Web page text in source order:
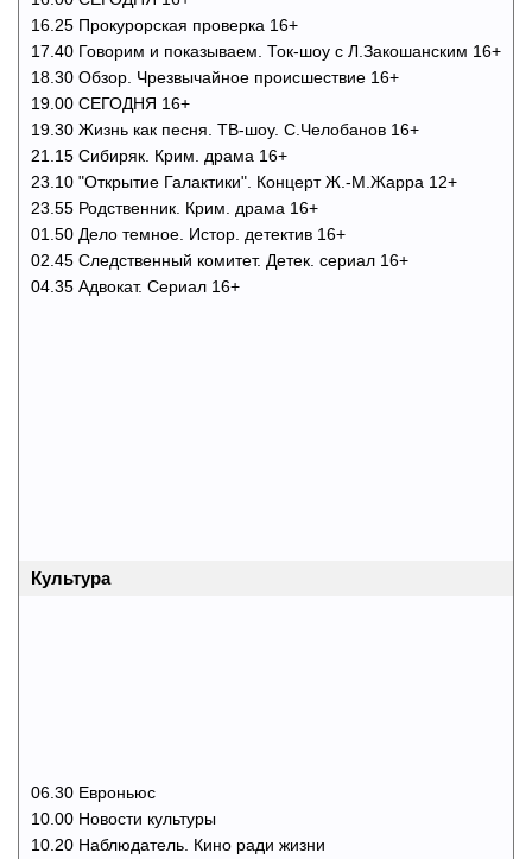
16.25 Прокурорская проверка 16+
17.40 Говорим и показываем. Ток-шоу с Л.Закошанским 16+
18.30 Обзор. Чрезвычайное происшествие 16+
19.00 СЕГОДНЯ 16+
19.30 Жизнь как песня. ТВ-шоу. С.Челобанов 16+
21.15 Сибиряк. Крим. драма 16+
23.10 "Открытие Галактики". Концерт Ж.-М.Жарра 12+
23.55 Родственник. Крим. драма 16+
01.50 Дело темное. Истор. детектив 16+
02.45 Следственный комитет. Детек. сериал 16+
04.35 Адвокат. Сериал 16+
Культура
06.30 Евроньюс
10.00 Новости культуры
10.20 Наблюдатель. Кино ради жизни